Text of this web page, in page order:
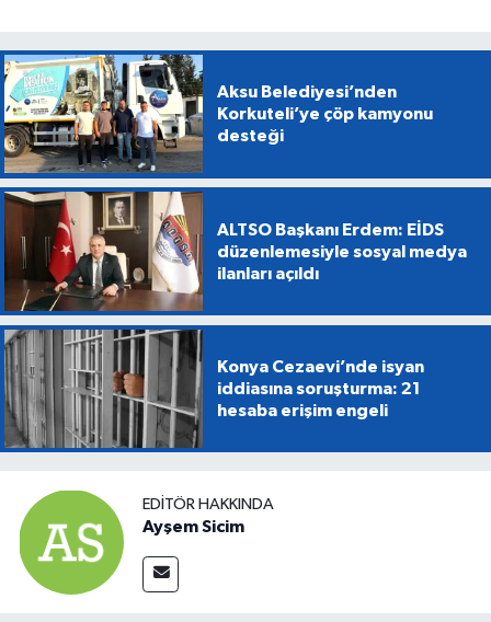
Aksu Belediyesi’nden
Korkuteli’ye çöp kamyonu
desteği
ALTSO Başkanı Erdem: EİDS
düzenlemesiyle sosyal medya
ilanları açıldı
Konya Cezaevi’nde isyan
iddiasına soruşturma: 21
hesaba erişim engeli
EDITÖR HAKKINDA
Ayşem Sicim